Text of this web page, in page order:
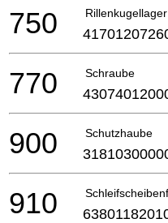
Rillenkugellager
750
Schraube
770
Schutzhaube
900
910